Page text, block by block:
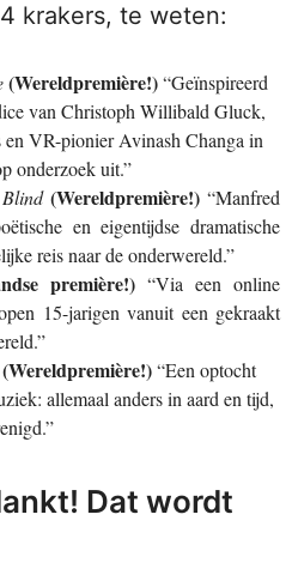
krakers, te weten:
(Wereldpremière!)“Geïnspireerd
van Christoph Willibald Gluck,
en VR-pionier Avinash Changa in
onderzoek uit.”
(Wereldpremière!) “Manfred
en eigentijdse dramatische
reis naar de onderwereld.”
première!)“Via een online
15-jarigen vanuit een gekraakt
(Wereldpremière!)“Een optocht
allemaal anders in aard en tijd,
Dat wordt